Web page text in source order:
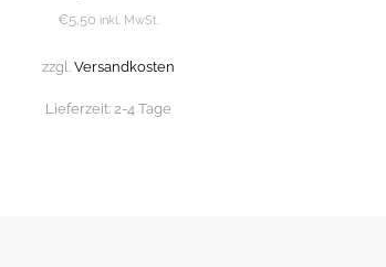
€5,50 inkl. MwSt.
zzgl. Versandkosten
Lieferzeit: 2-4 Tage